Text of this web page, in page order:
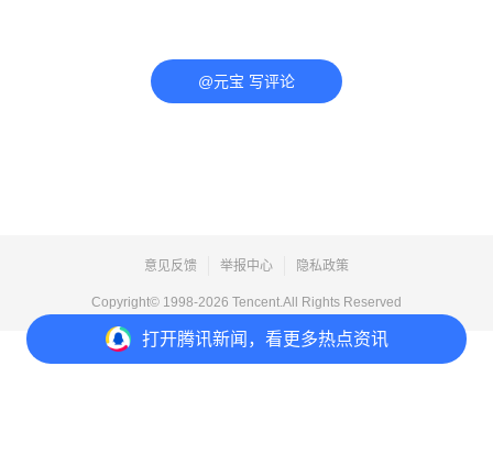
打开腾讯新闻，看更多热点资讯
@元宝 写评论
意见反馈 举报中心 隐私政策
Copyright© 1998-2026 Tencent.All Rights Reserved